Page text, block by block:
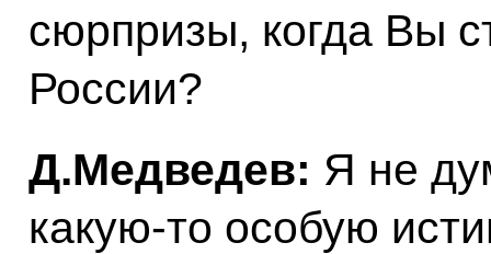
сюрпризы, когда Вы
России?
Д.Медведев: Я не
какую‑то особую